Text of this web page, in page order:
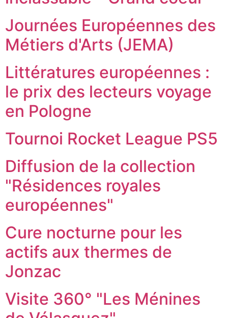
Journées Européennes des
Métiers d'Arts (JEMA)
Littératures européennes :
le prix des lecteurs voyage
en Pologne
Tournoi Rocket League PS5
Diffusion de la collection
"Résidences royales
européennes"
Cure nocturne pour les
actifs aux thermes de
Jonzac
Visite 360° "Les Ménines